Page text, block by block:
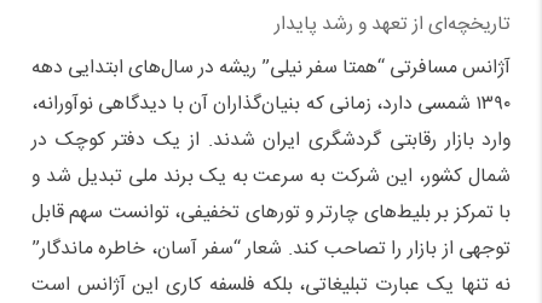
تاریخچه‌ای از تعهد و رشد پایدار
آژانس مسافرتی “همتا سفر نیلی” ریشه در سال‌های ابتدایی دهه
۱۳۹۰ شمسی دارد، زمانی که بنیان‌گذاران آن با دیدگاهی نوآورانه،
وارد بازار رقابتی گردشگری ایران شدند. از یک دفتر کوچک در
شمال کشور، این شرکت به سرعت به یک برند ملی تبدیل شد و
با تمرکز بر بلیط‌های چارتر و تورهای تخفیفی، توانست سهم قابل
توجهی از بازار را تصاحب کند. شعار “سفر آسان، خاطره ماندگار”
نه تنها یک عبارت تبلیغاتی، بلکه فلسفه کاری این آژانس است